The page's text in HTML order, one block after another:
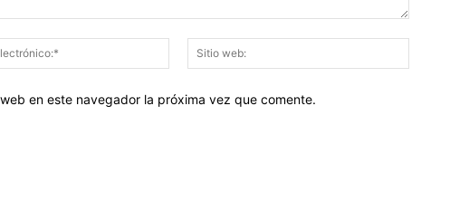
Correo
electrónico:*
web:
en este navegador la próxima vez que comente.